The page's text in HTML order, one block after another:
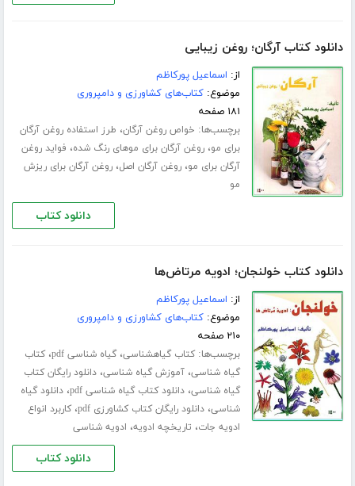
دانلود کتاب آرگان؛ روغن زیبایی
از: اسماعیل پورکاظم
موضوع:کتاب‌های کشاورزی و دامپروری
۱۸۱ صفحه
برچسب‌ها: خواص روغن آرگان، طرز استفاده روغن آرگان
برای مو،روغن آرگان برای موهای رنگ شده، فواید روغن
آرگان برای مو،روغن آرگان اصل،روغن آرگان برای ریزش
مو
دانلود کتاب
دانلود کتاب خولنجان؛ ادویه مرتاض‌ها
از: اسماعیل پورکاظم
موضوع:کتاب‌های کشاورزی و دامپروری
۲۱۰ صفحه
برچسب‌ها:کتاب گیاهشناسی،گیاه شناسی pdf ،کتاب
گیاه شناسی،آموزش گیاه شناسی،دانلود رایگان کتاب
گیاه شناسی،دانلود کتاب گیاه شناسی pdf ،دانلود گیاه
شناسی،دانلود رایگان کتاب کشاورزی pdf ،کاربرد انواع
ادویه جات، تاریخچه ادویه، ادویه شناسی
دانلود کتاب